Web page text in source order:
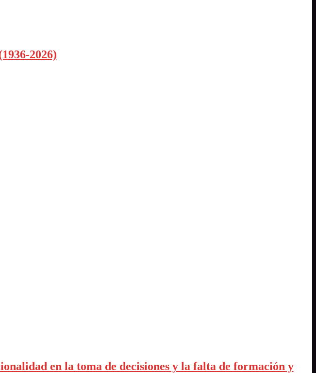
2026)
en la toma de decisiones y la falta de formación y